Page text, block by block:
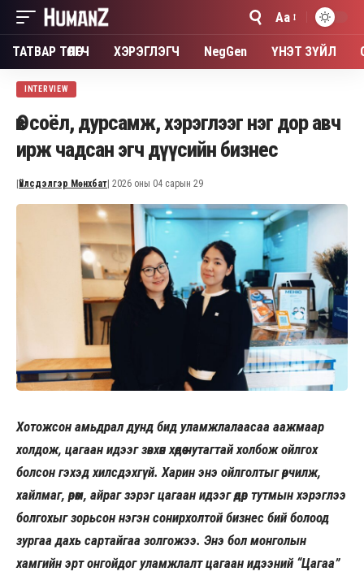
Font
Resizer
Aa
ТАТВАР ТӨЛӨГЧ ХЭРЭГЛЭГЧ NegGen ҮНЭТ ЗҮЙЛ
INTERVIEW
Өв соёл, дурсамж, хэрэглээг нэг дор авч
ирж чадсан эгч дүүсийн бизнес
Үйлсдэлгэр Мөнхбат | 2026 оны 04 сарын 29
Хотожсон амьдрал дунд бид уламжлалаасаа аажмаар
холдож, цагаан идээг зөвхөн хөдөө нутагтай холбож ойлгох
болсон гэхэд хилсдэхгүй. Харин энэ ойлголтыг өөрчилж,
хайлмаг, өрөм, айраг зэрэг цагаан идээг өдөр тутмын хэрэглээ
болгохыг зорьсон нэгэн сонирхолтой бизнес бий болоод
зургаа дахь сартайгаа золгожээ. Энэ бол монголын
хамгийн эрт онгойдог уламжлалт цагаан идээний “Цагаа”